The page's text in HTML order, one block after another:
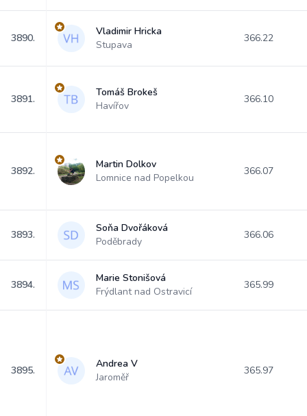
3890.
Vladimir Hricka
Stupava
366.22
3891.
Tomáš Brokeš
Havířov
366.10
3892.
Martin Dolkov
Lomnice nad Popelkou
366.07
3893.
Soňa Dvořáková
Poděbrady
366.06
3894.
Marie Stonišová
Frýdlant nad Ostravicí
365.99
3895.
Andrea V
Jaroměř
365.97